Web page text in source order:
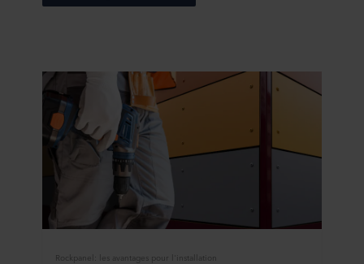
Rockpanel: les avantages pour l'installation